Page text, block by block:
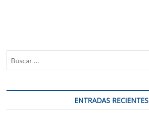
ENTRADAS RECIENTES